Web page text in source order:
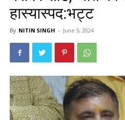
हास्यास्पद:भट्ट
By NITIN SINGH - June 5, 2024